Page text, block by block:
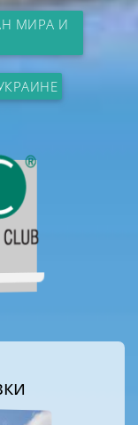
МИРА И